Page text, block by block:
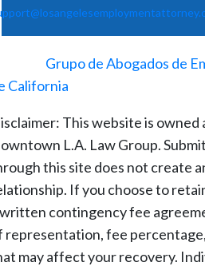
Grupo de Abogados de
California
This website is owned
L.A. Law Group.
this site does not create
If you choose to
contingency fee
representation, fee
may affect your recovery.